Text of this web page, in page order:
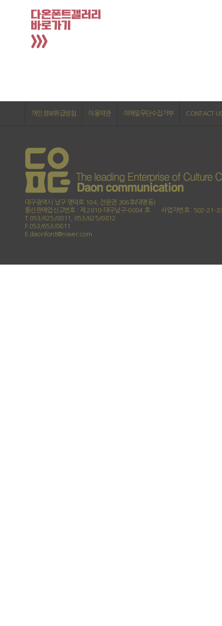
개인정보취급방침 이용약관 이메일무단수집거부 CONTACT
대구광역시 남구 명덕로 104, 전문관 306호(대명동)
통신판매업신고번호 : 제 2010-대구남구-0004 호
사업자번호 : 502-21-
T.053/625/0811, 053/625/0812
F.053/653/0811
E.daonfont@naver.com